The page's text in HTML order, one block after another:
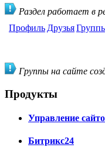
Раздел работает в
Профиль Друзья
Группы на сайте
Продукты
Управление
Битрикс24